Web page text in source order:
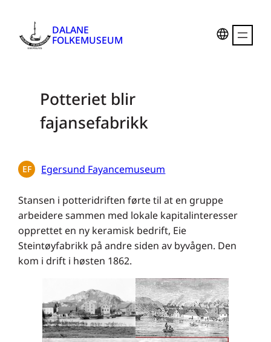
innhold
DALANE
FOLKEMUSEUM
Potteriet blir
fajansefabrikk
EF Egersund Fayancemuseum
Stansen i potteridriften førte til at en gruppe
arbeidere sammen med lokale kapitalinteresser
opprettet en ny keramisk bedrift, Eie
Steintøyfabrikk på andre siden av byvågen. Den
kom i drift i høsten 1862.